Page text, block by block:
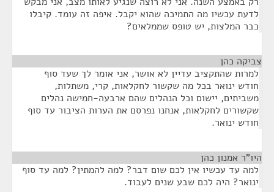
לדעת עכשיו מה התמיכה שהוא יקבל. איפה זה עומד. קיבלו
כבר המלצות, יש טופס שממלאים?
צביקה כהן
למרות שהתקציב עדיין לא אושר, אני אומר לך שעד סוף
חודש ינואר בכל מה שקשור לחקלאות, קרי, משתלות,
משביתים, יישום וכל הנהלים שהם ארבעה-חמישה נהלים
שקשורים לחקלאות, אנחנו נפרסם את הערות הציבור עד סוף
חודש ינואר.
היו"ר אמנון כהן
למה עד עכשיו אין לכם שום דבר? למה להמתין? למה עד סוף
ינואר? היה לכם שבע שנים לעבוד.